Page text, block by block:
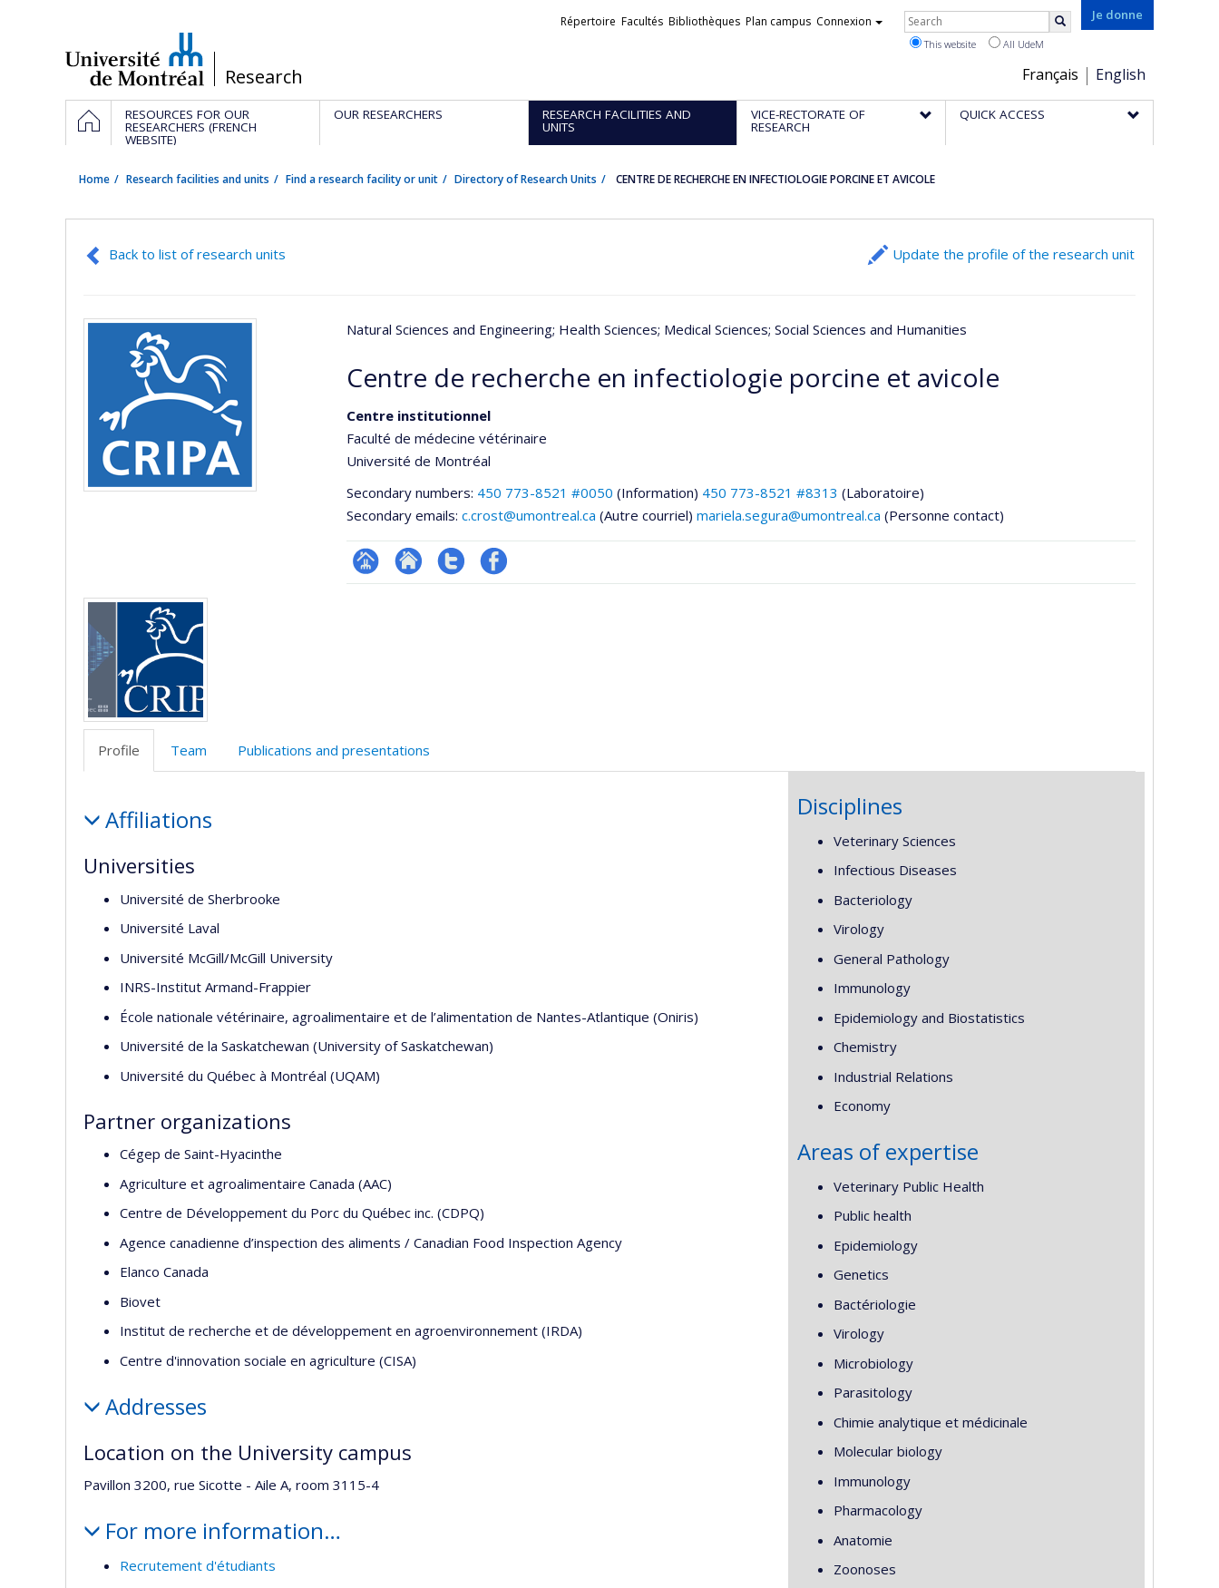
/Research
Je donne
Choix
de
la
Français English
Liens
Répertoire Facultés Bibliothèques Plan campus Connexion Rechercher
This website All UdeM
Navigation
principale
HOMERESOURCES FOR OUR
RESEARCHERS (FRENCH
WEBSITE)
OUR RESEARCHERS RESEARCH FACILITIES AND
UNITS
VICE-RECTORATE OF
RESEARCH
QUICK ACCESS
Home Research facilities and units Find a research facility or unit Directory of Research Units CENTRE DE RECHERCHE EN INFECTIOLOGIE PORCINE ET AVICOLE
Back to list of research units Update the profile of the research unit
Natural Sciences and Engineering; Health Sciences; Medical Sciences; Social Sciences and Humanities
Centre de recherche en infectiologie porcine et avicole
Centre institutionnel
Faculté de médecine vétérinaire
Université de Montréal
Secondary numbers: 450 773-8521 #0050 (Information) 450 773-8521 #8313 (Laboratoire)
Secondary emails: c.crost@umontreal.ca (Autre courriel) mariela.segura@umontreal.ca (Personne contact)
Page Site
CompteProfil
Media
Profile Team Publications and presentations
Affiliations
Universities
Université de Sherbrooke
Université Laval
Université McGill/McGill University
INRS-Institut Armand-Frappier
École nationale vétérinaire, agroalimentaire et de l’alimentation de Nantes-Atlantique (Oniris)
Université de la Saskatchewan (University of Saskatchewan)
Université du Québec à Montréal (UQAM)
Partner organizations
Cégep de Saint-Hyacinthe
Agriculture et agroalimentaire Canada (AAC)
Centre de Développement du Porc du Québec inc. (CDPQ)
Agence canadienne d’inspection des aliments / Canadian Food Inspection Agency
Elanco Canada
Biovet
Institut de recherche et de développement en agroenvironnement (IRDA)
Centre d'innovation sociale en agriculture (CISA)
Addresses
Location on the University campus
Pavillon 3200, rue Sicotte - Aile A, room 3115-4
For more information…
Recrutement d'étudiants
Disciplines
Veterinary Sciences
Infectious Diseases
Bacteriology
Virology
General Pathology
Immunology
Epidemiology and Biostatistics
Chemistry
Industrial Relations
Economy
Areas of expertise
Veterinary Public Health
Public health
Epidemiology
Genetics
Bactériologie
Virology
Microbiology
Parasitology
Chimie analytique et médicinale
Molecular biology
Immunology
Pharmacology
Anatomie
Zoonoses